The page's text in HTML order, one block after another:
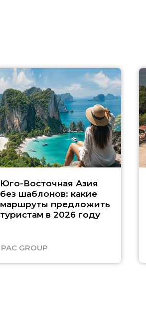
Юго-Восточная Азия
без шаблонов: какие
маршруты предложить
туристам в 2026 году
PAC GROUP